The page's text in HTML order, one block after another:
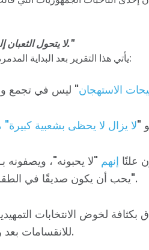
"لا يتحول الثعبان إلى جرو لمجرد أنه يضع طوق البراغيث."
يأتي هذا التقرير بعد البداية المدمرة للانتخابات التمهيدية للجمهوري تيليس:
الاستهجان
"لا يزال لا يحظى بشعبية
علنًا إنهم "لا يحبونه"، ويصفونه
يحب أن يكون صديقًا في الطقس العادل"، و"لن أصوت له".
بكثافة لخوض الانتخابات
للانقسامات بعد" لجمع التبرعات.